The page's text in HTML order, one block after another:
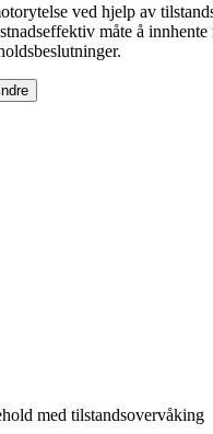
ved hjelp av
måte å innhente
med tilstandsovervåking